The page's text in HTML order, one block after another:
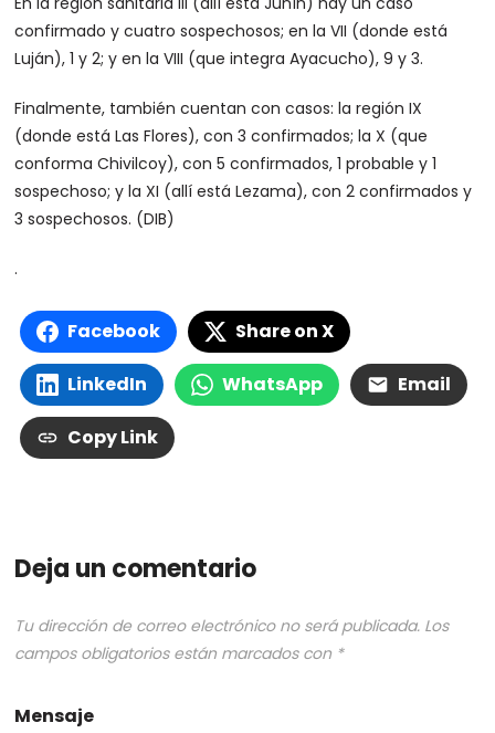
confirmado y cuatro sospechosos; en la VII (donde está
Luján), 1 y 2; y en la VIII (que integra Ayacucho), 9 y 3.
Finalmente, también cuentan con casos: la región IX
(donde está Las Flores), con 3 confirmados; la X (que
conforma Chivilcoy), con 5 confirmados, 1 probable y 1
sospechoso; y la XI (allí está Lezama), con 2 confirmados y
3 sospechosos. (DIB)
.
Facebook Share on X
LinkedIn WhatsApp Email
Copy Link
Deja un comentario
Tu dirección de correo electrónico no será publicada. Los
campos obligatorios están marcados con *
Mensaje